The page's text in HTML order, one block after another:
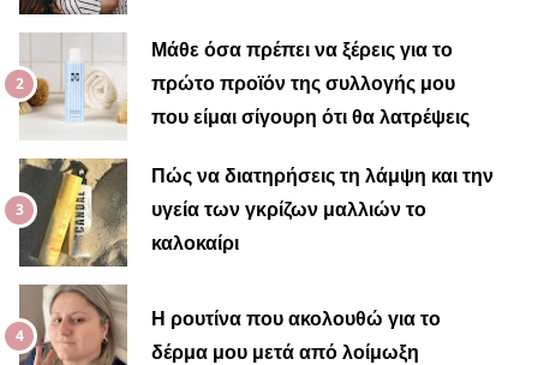
Μάθε όσα πρέπει να ξέρεις για το
πρώτο προϊόν της συλλογής μου
που είμαι σίγουρη ότι θα λατρέψεις
Πώς να διατηρήσεις τη λάμψη και την
υγεία των γκρίζων μαλλιών το
καλοκαίρι
Η ρουτίνα που ακολουθώ για το
δέρμα μου μετά από λοίμωξη